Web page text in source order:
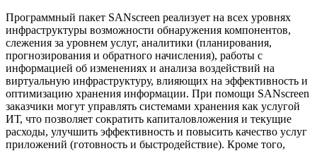
Программный пакет SANscreen реализует на всех уровнях
инфраструктуры возможности обнаружения компонентов,
слежения за уровнем услуг, аналитики (планирования,
прогнозирования и обратного начисления), работы с
информацией об изменениях и анализа воздействий на
виртуальную инфраструктуру, влияющих на эффективность и
оптимизацию хранения информации. При помощи SANscreen
заказчики могут управлять системами хранения как услугой
ИТ, что позволяет сократить капиталовложения и текущие
расходы, улучшить эффективность и повысить качество услуг
приложений (готовность и быстродействие). Кроме того,